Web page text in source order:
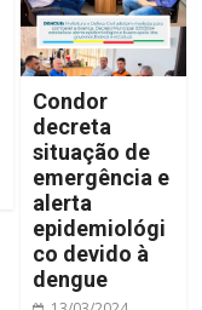
Condor
decreta
situação de
emergência e
alerta
epidemiológi
co devido à
dengue